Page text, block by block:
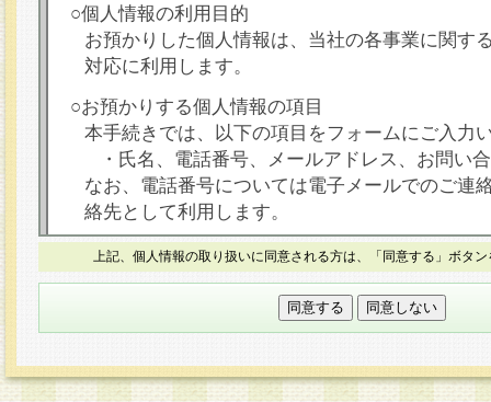
○個人情報の利用目的
お預かりした個人情報は、当社の各事業に関す
対応に利用します。
○お預かりする個人情報の項目
本手続きでは、以下の項目をフォームにご入力
・氏名、電話番号、メールアドレス、お問い
なお、電話番号については電子メールでのご連
絡先として利用します。
○本人が容易に認識できない方法による個人情報
本フォームでは、セッション管理のためCookie
○個人情報の第三者提供について
力いただく個人情報は第三者に提供しません。
上記、個人情報の取り扱いに同意される方は、「同意する」ボタ